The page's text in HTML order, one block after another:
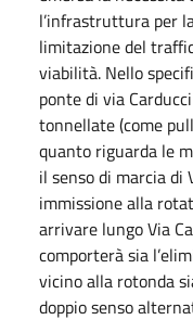
l’infrastruttura per
limitazione del
viabilità. Nello
ponte di via
tonnellate (come
quanto riguarda le
il senso di marcia
immissione alla
arrivare lungo Via
comporterà sia
vicino alla rotonda
doppio senso